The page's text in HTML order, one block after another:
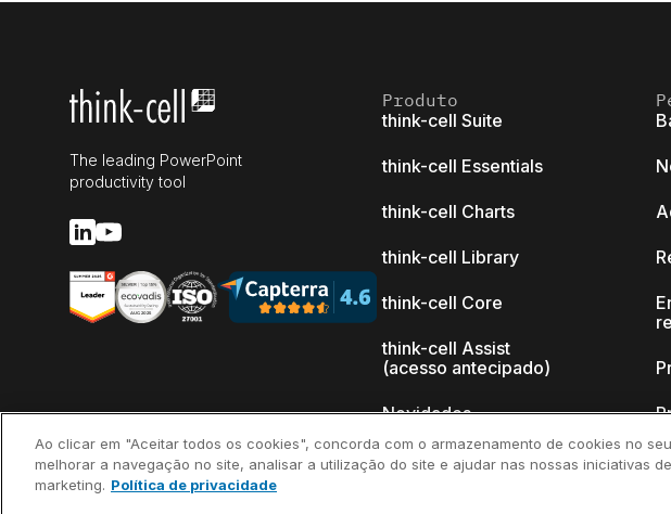
The leading PowerPoint
productivity tool
Produto
think-cell Suite
think-cell Essentials
think-cell Charts
think-cell Library
think-cell Core
think-cell Assist
(acesso antecipado)
Novidades
Por que think-cell?
Ao clicar em "Aceitar todos os cookies", concorda com o armazenamento de cookies no
melhorar a navegação no site, analisar a utilização do site e ajudar nas nossas iniciativas de
marketing. Política de privacidade